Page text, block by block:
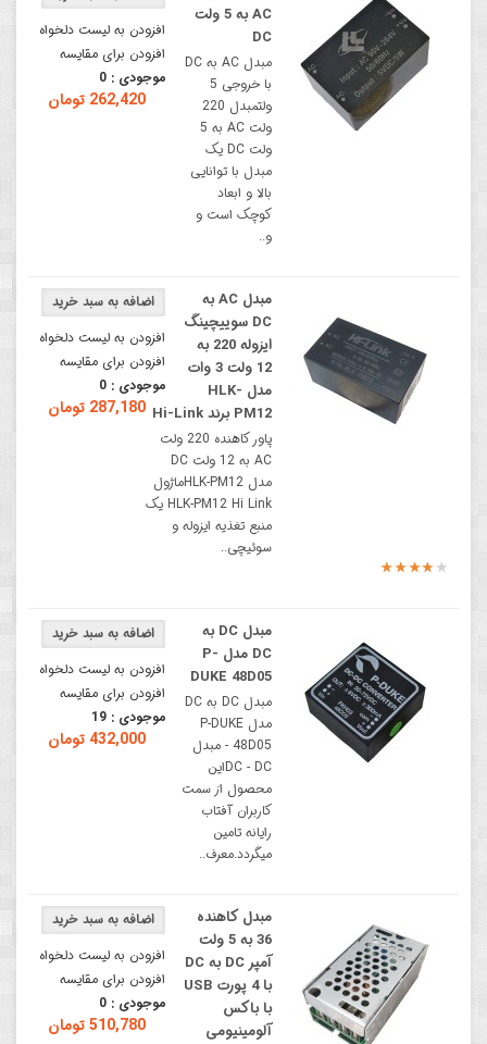
افزودن به لیست دلخواه
افزودن برای مقایسه
موجودی : 0
262,420 تومان
AC به 5 ولت
DC
مبدل AC به DC
با خروجی 5
ولتمبدل 220
ولت AC به 5
ولت DC یک
مبدل با توانایی
بالا و ابعاد
کوچک است و
و..
افزودن به لیست دلخواه
افزودن برای مقایسه
موجودی : 0
287,180 تومان
مبدل AC به
DC سوییچینگ
ایزوله 220 به
12 ولت 3 وات
مدل HLK-
PM12 برند Hi-Link
پاور کاهنده 220 ولت
AC به 12 ولت DC
مدل HLK-PM12ماژول
HLK-PM12 Hi Link یک
منبع تغذیه ایزوله و
سوئیچی..
افزودن به لیست دلخواه
افزودن برای مقایسه
موجودی : 19
432,000 تومان
مبدل DC به
DC مدل P-
DUKE 48D05
مبدل DC به DC
مدل P-DUKE
48D05 - مبدل
DC - DCاین
محصول از سمت
کاربران آفتاب
رایانه تامین
میگردد.معرف..
افزودن به لیست دلخواه
افزودن برای مقایسه
موجودی : 0
510,780 تومان
مبدل کاهنده
36 به 5 ولت
آمپر DC به DC
با 4 پورت USB
با باکس
آلومینیومی